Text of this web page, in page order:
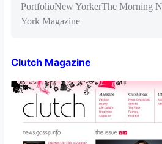
PortfolioNew YorkerThe Morning
York Magazine
Clutch Magazine